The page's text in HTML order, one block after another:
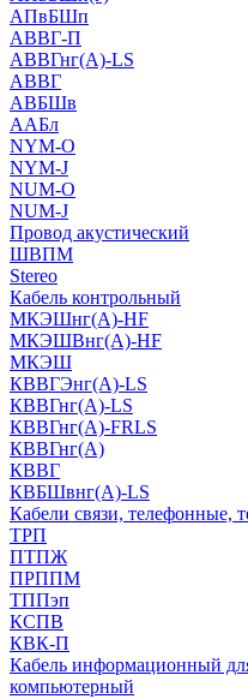
АПвБШп
АВВГ-П
АВВГнг(А)-LS
АВВГ
АВБШв
ААБл
NYM-O
NYM-J
NUM-О
NUM-J
Провод акустический
ШВПМ
Stereo
Кабель контрольный
МКЭШнг(A)-HF
МКЭШВнг(А)-HF
МКЭШ
КВВГЭнг(А)-LS
КВВГнг(А)-LS
КВВГнг(А)-FRLS
КВВГнг(А)
КВВГ
КВБШвнг(А)-LS
Кабели связи, телефонные,
ТРП
ПТПЖ
ПРППМ
ТППэп
КСПВ
КВК-П
Кабель информационный
компьютерный